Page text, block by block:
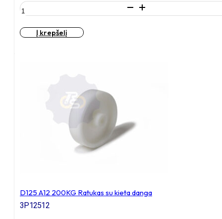
produkto
kiekis:
D125
H155Į krepšelį
D125 A12 200KG Ratukas su kieta danga
3P12512